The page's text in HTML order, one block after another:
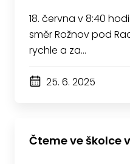
18. června v 8:40
směr Rožnov pod
rychle a za…
25. 6. 2025
Čteme ve školce